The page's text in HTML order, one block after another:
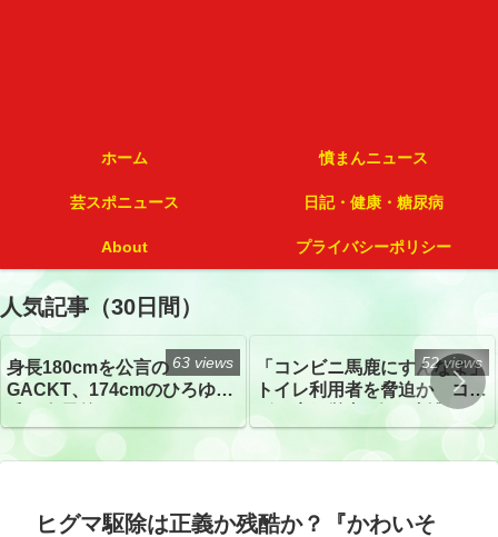
ホーム 憤まんニュース
芸スポニュース 日記・健康・糖尿病
About プライバシーポリシー
人気記事（30日間）
身長180cmを公言の
GACKT、174cmのひろゆき
トざわつき イベントでの写
真が話題
63 views
「コンビニ馬鹿にすんなよ」
トイレ利用者を脅迫か コン
52 views
ヒグマ駆除は正義か残酷か？『かわいそ